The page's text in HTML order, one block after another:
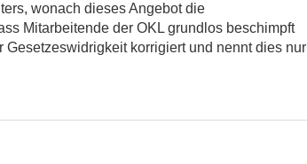
wonach dieses Angebot die
Mitarbeitende der OKL grundlos beschimpft
korrigiert und nennt dies nur